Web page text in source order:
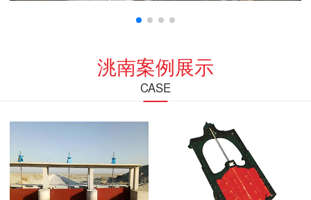
洮南案例展示
CASE